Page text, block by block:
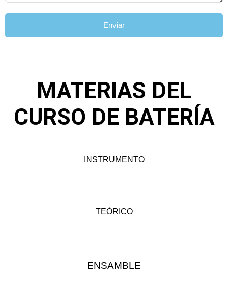
Enviar
MATERIAS DEL
CURSO DE BATERÍA
INSTRUMENTO
TEÓRICO
ENSAMBLE